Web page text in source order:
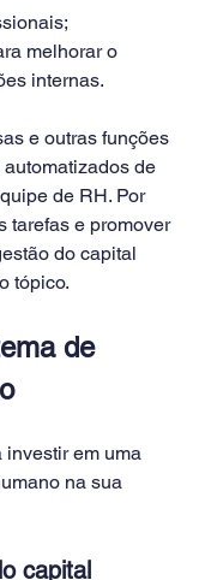
melhorar o
internas.
e outras funções
de
de RH. Por
tarefas e promover
do capital
tópico.
de
em uma
na sua
capital